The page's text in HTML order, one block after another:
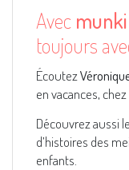
Avec munki
toujours
Écoutez
en vacances,
Découvrez aussi
d’histoires des
enfants.